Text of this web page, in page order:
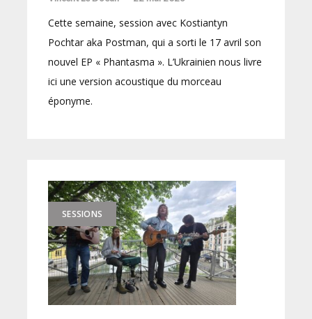
Cette semaine, session avec Kostiantyn
Pochtar aka Postman, qui a sorti le 17 avril son
nouvel EP « Phantasma ». L’Ukrainien nous livre
ici une version acoustique du morceau
éponyme.
SESSIONS